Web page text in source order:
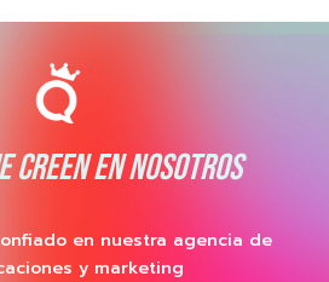
CREEN EN NOSOTROS
en nuestra agencia de
y marketing